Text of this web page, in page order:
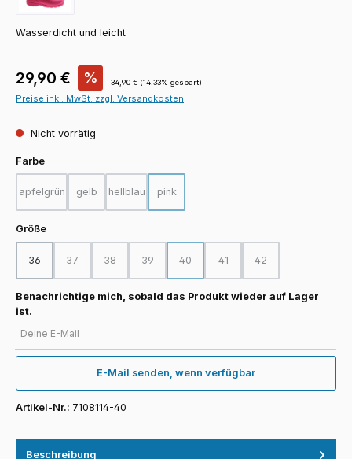
Wasserdicht und leicht
Verkaufspreis:
29,90 € % Regulärer Preis:
34,90 € (14.33% gespart)
Preise inkl. MwSt. zzgl. Versandkosten
Nicht vorrätig
Farbeauswählen
apfelgrün
(Diese Option ist zurzeit nicht verfügbar.)
gelb
(Diese Option ist zurzeit nicht verfügbar.)
hellblau
(Diese Option ist zurzeit nicht verfügbar.)
pink
(Diese Option ist zurzeit nicht verfügbar.)
Größeauswählen
36 37
(Diese Option ist zurzeit nicht verfügbar.)
38
(Diese Option ist zurzeit nicht verfügbar.)
39
(Diese Option ist zurzeit nicht verfügbar.)
40
(Diese Option ist zurzeit nicht
41
(Diese Option ist zurzeit
42
(Diese Option ist
Benachrichtige mich, sobald das Produkt wieder auf Lager
ist.
E-Mail senden, wenn verfügbar
Artikel-Nr.: 7108114-40
Beschreibung